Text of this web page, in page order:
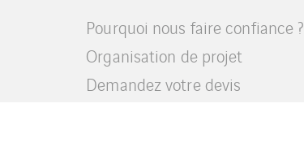
Pourquoi nous faire confiance ?
Organisation de projet
Demandez votre devis